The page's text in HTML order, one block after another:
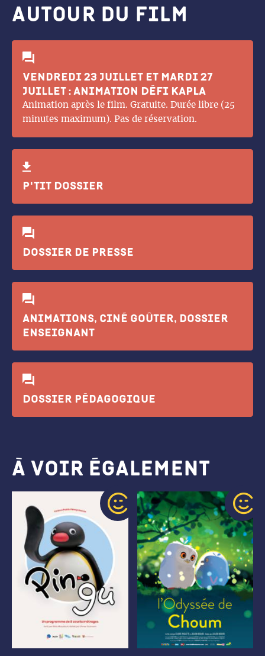
Autour du film
Vendredi 23 juillet et mardi 27
juillet : animation Défi Kapla
Animation après le film. Gratuite. Durée libre (25
minutes maximum). Pas de réservation.
P'tit Dossier
Dossier de presse
Animations, ciné goûter, dossier
enseignant
Dossier pédagogique
À voir également